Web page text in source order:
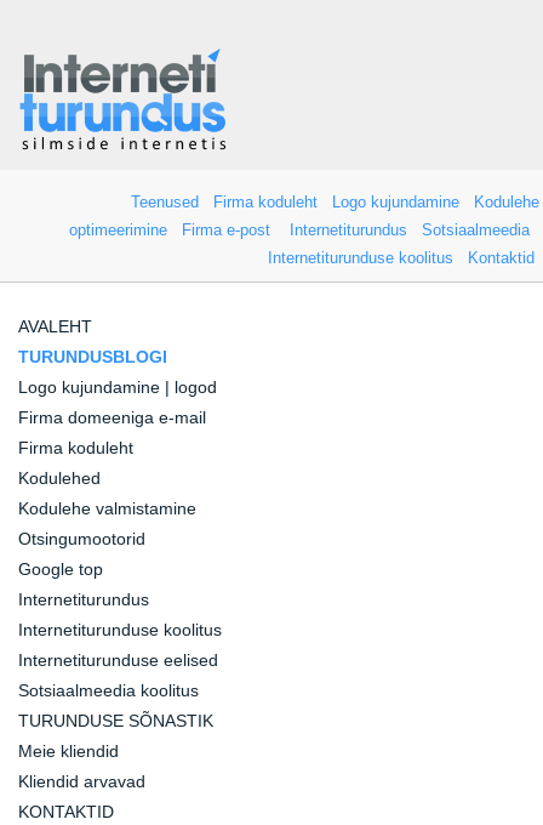
Teenused Firma koduleht Logo kujundamine
Kodulehe
optimeerimine
Firma e-post Internetiturundus
Sotsiaalmeedia
Internetiturunduse koolitus
Kontaktid
AVALEHT
TURUNDUSBLOGI
Logo kujundamine | logod
Firma domeeniga e-mail
Firma koduleht
Kodulehed
Kodulehe valmistamine
Otsingumootorid
Google top
Internetiturundus
Internetiturunduse koolitus
Internetiturunduse eelised
Sotsiaalmeedia koolitus
TURUNDUSE SÕNASTIK
Meie kliendid
Kliendid arvavad
KONTAKTID